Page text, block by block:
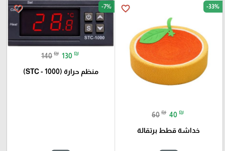
favorite_border -33%
60 ₪ 40 ₪
خداشة قطط برتقالة
favorite_border -7%
140 ₪ 130 ₪
منظم حرارة (STC - 1000)